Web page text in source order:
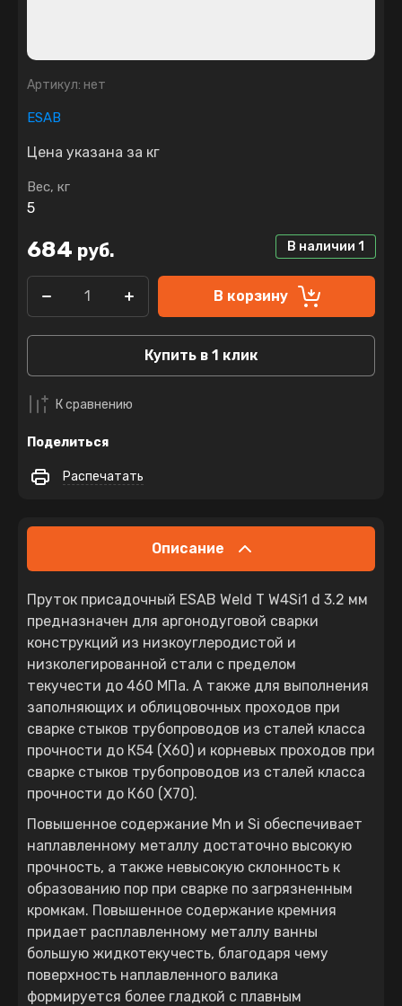
Артикул: нет
ESAB
Цена указана за кг
Вес, кг
5
В наличии 1
684 руб.
В корзину
Купить в 1 клик
К сравнению
Поделиться
Распечатать
Описание
Пруток присадочный ESAB Weld T W4Si1 d 3.2 мм
предназначен для аргонодуговой сварки
конструкций из низкоуглеродистой и
низколегированной стали с пределом
текучести до 460 МПа. А также для выполнения
заполняющих и облицовочных проходов при
сварке стыков трубопроводов из сталей класса
прочности до К54 (Х60) и корневых проходов при
сварке стыков трубопроводов из сталей класса
прочности до К60 (Х70).
Повышенное содержание Mn и Si обеспечивает
наплавленному металлу достаточно высокую
прочность, а также невысокую склонность к
образованию пор при сварке по загрязненным
кромкам. Повышенное содержание кремния
придает расплавленному металлу ванны
большую жидкотекучесть, благодаря чему
поверхность наплавленного валика
формируется более гладкой с плавным